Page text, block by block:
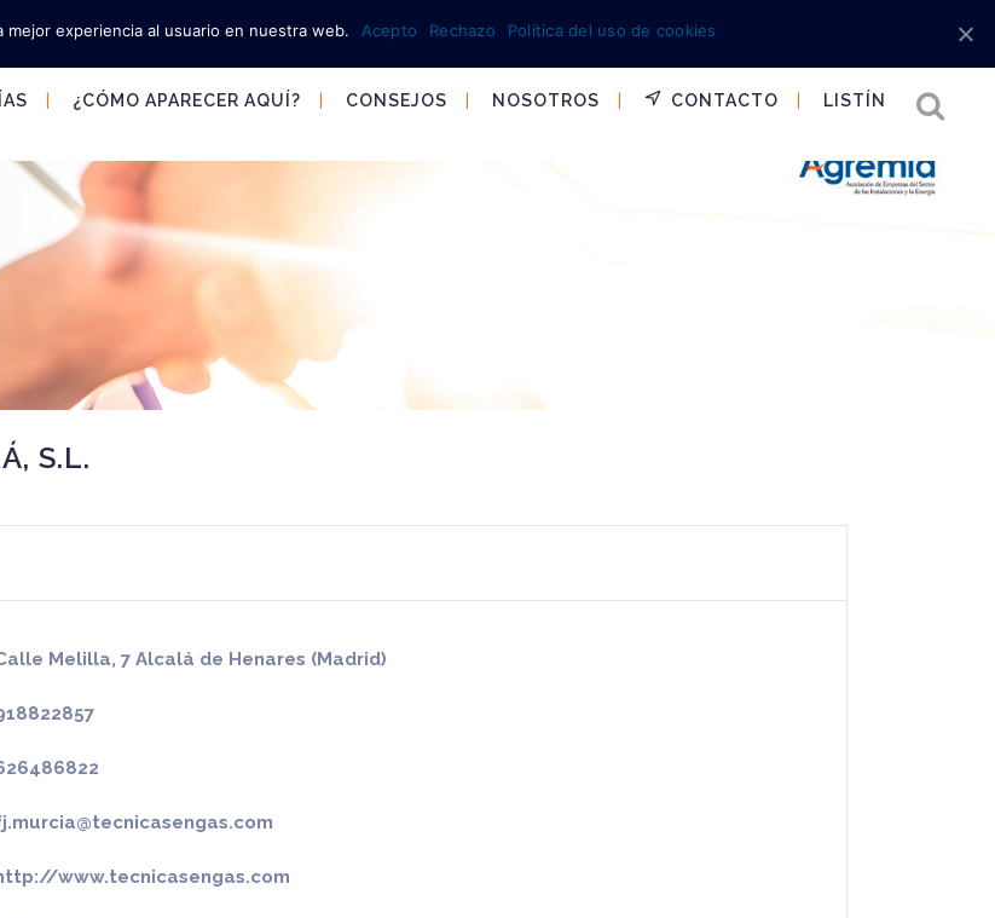
¿CÓMO APARECER AQUÍ? CONSEJOS NOSOTROS CONTACTO LISTÍN
S.L.
Melilla, 7 Alcalá de Henares (Madrid)
www.tecnicasengas.com
mejor experiencia al usuario en nuestra web. Acepto Rechazo Política del uso de cookies